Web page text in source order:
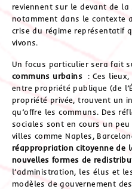
reviennent sur le devant de la
notamment dans le contexte
crise du régime représentatif
vivons.
Un focus particulier sera fait
communs urbains : Ces lieux,
entre propriété publique (de
propriété privée, trouvent un
qu’offre les communs. Des
sociales sont en cours un
villes comme Naples,
réappropriation citoyenne de
nouvelles formes de
l’administration, les élus et
modèles de gouvernement